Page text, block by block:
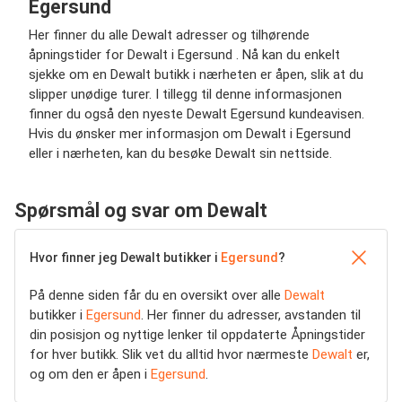
Egersund
Her finner du alle Dewalt adresser og tilhørende
åpningstider for Dewalt i Egersund . Nå kan du enkelt
sjekke om en Dewalt butikk i nærheten er åpen, slik at du
slipper unødige turer. I tillegg til denne informasjonen
finner du også den nyeste Dewalt Egersund kundeavisen.
Hvis du ønsker mer informasjon om Dewalt i Egersund
eller i nærheten, kan du besøke Dewalt sin nettside.
Spørsmål og svar om Dewalt
Hvor finner jeg Dewalt butikker i Egersund ?
På denne siden får du en oversikt over alle Dewalt
butikker i Egersund. Her finner du adresser, avstanden til
din posisjon og nyttige lenker til oppdaterte Åpningstider
for hver butikk. Slik vet du alltid hvor nærmeste Dewalt er,
og om den er åpen i Egersund.